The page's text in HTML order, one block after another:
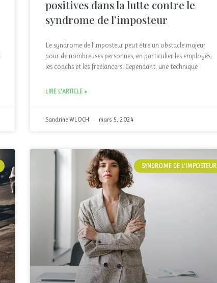
positives dans la lutte contre le
syndrome de l’imposteur
Le syndrome de l’imposteur peut être un obstacle majeur
pour de nombreuses personnes, en particulier les employés,
les coachs et les freelancers. Cependant, une technique
LIRE L'ARTICLE »
Sandrine WLOCH mars 5, 2024
SYNDROME DE L'IMPOSTEUR